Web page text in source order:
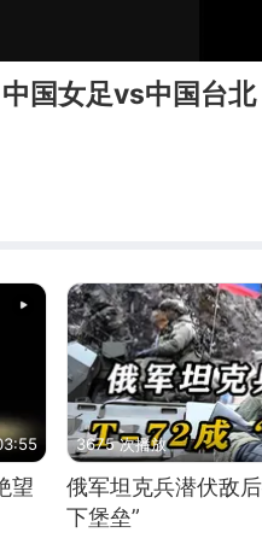
国女足vs中国台
望
3675 次播放
俄军坦克兵潜伏敌
下堡垒”